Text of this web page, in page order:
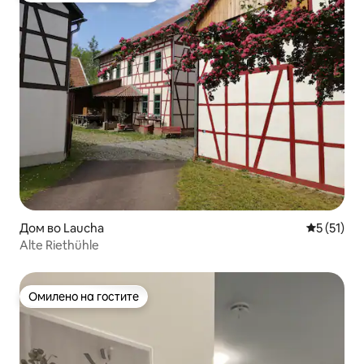
Дом во Laucha
5 (51)
Alte Riethühle
Омилено на гостите
Омилено на гостите